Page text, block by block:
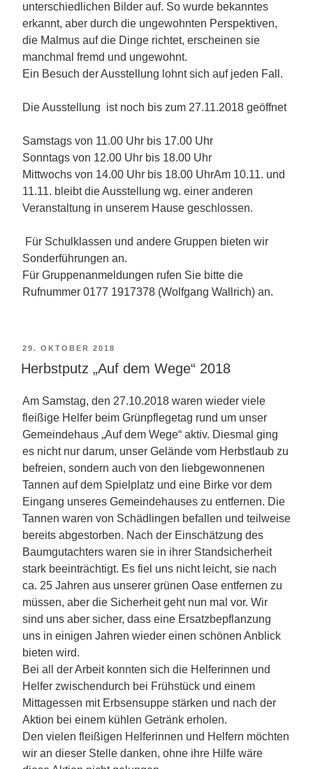
unterschiedlichen Bilder auf. So wurde bekanntes
erkannt, aber durch die ungewohnten Perspektiven,
die Malmus auf die Dinge richtet, erscheinen sie
manchmal fremd und ungewohnt.
Ein Besuch der Ausstellung lohnt sich auf jeden Fall.
Die Ausstellung ist noch bis zum 27.11.2018 geöffnet
Samstags von 11.00 Uhr bis 17.00 Uhr
Sonntags von 12.00 Uhr bis 18.00 Uhr
Mittwochs von 14.00 Uhr bis 18.00 UhrAm 10.11. und
11.11. bleibt die Ausstellung wg. einer anderen
Veranstaltung in unserem Hause geschlossen.
Für Schulklassen und andere Gruppen bieten wir
Sonderführungen an.
Für Gruppenanmeldungen rufen Sie bitte die
Rufnummer 0177 1917378 (Wolfgang Wallrich) an.
VERÖFFENTLICHT
AM
29. OKTOBER 2018
Herbstputz „Auf dem Wege“ 2018
Am Samstag, den 27.10.2018 waren wieder viele
fleißige Helfer beim Grünpflegetag rund um unser
Gemeindehaus „Auf dem Wege“ aktiv. Diesmal ging
es nicht nur darum, unser Gelände vom Herbstlaub zu
befreien, sondern auch von den liebgewonnenen
Tannen auf dem Spielplatz und eine Birke vor dem
Eingang unseres Gemeindehauses zu entfernen. Die
Tannen waren von Schädlingen befallen und teilweise
bereits abgestorben. Nach der Einschätzung des
Baumgutachters waren sie in ihrer Standsicherheit
stark beeinträchtigt. Es fiel uns nicht leicht, sie nach
ca. 25 Jahren aus unserer grünen Oase entfernen zu
müssen, aber die Sicherheit geht nun mal vor. Wir
sind uns aber sicher, dass eine Ersatzbepflanzung
uns in einigen Jahren wieder einen schönen Anblick
bieten wird.
Bei all der Arbeit konnten sich die Helferinnen und
Helfer zwischendurch bei Frühstück und einem
Mittagessen mit Erbsensuppe stärken und nach der
Aktion bei einem kühlen Getränk erholen.
Den vielen fleißigen Helferinnen und Helfern möchten
wir an dieser Stelle danken, ohne ihre Hilfe wäre